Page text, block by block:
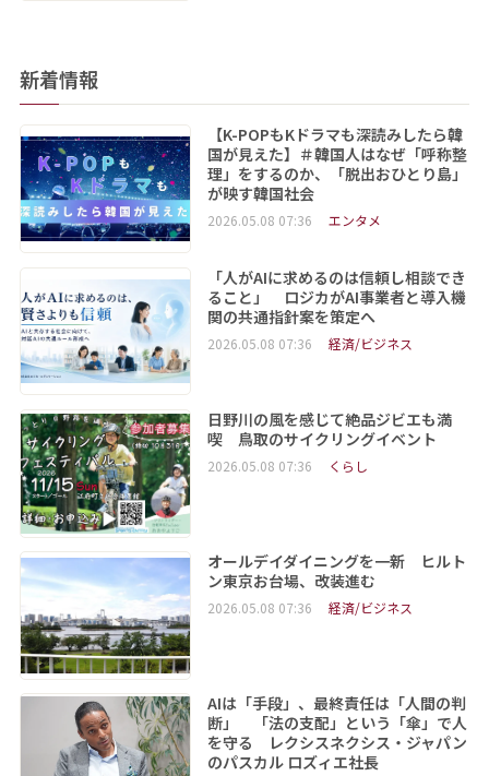
新着情報
【K-POPもKドラマも深読みしたら韓
国が見えた】＃韓国人はなぜ「呼称整
理」をするのか、「脱出おひとり島」
が映す韓国社会
2026.05.08 07:36 エンタメ
「人がAIに求めるのは信頼し相談でき
ること」 ロジカがAI事業者と導入機
関の共通指針案を策定へ
2026.05.08 07:36 経済/ビジネス
日野川の風を感じて絶品ジビエも満
喫 鳥取のサイクリングイベント
2026.05.08 07:36 くらし
オールデイダイニングを一新 ヒルト
ン東京お台場、改装進む
2026.05.08 07:36 経済/ビジネス
AIは「手段」、最終責任は「人間の判
断」 「法の支配」という「傘」で人
を守る レクシスネクシス・ジャパン
のパスカル ロズィエ社長